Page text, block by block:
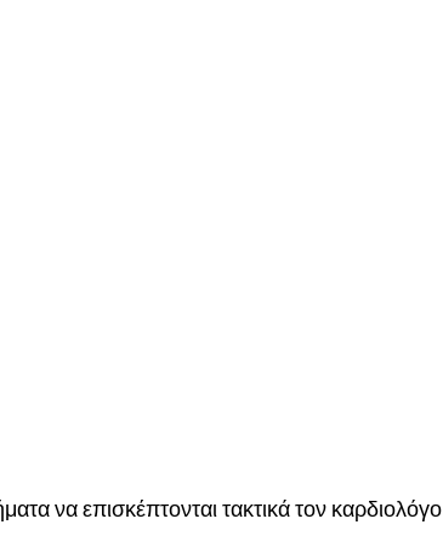
να επισκέπτονται τακτικά τον καρδιολόγο